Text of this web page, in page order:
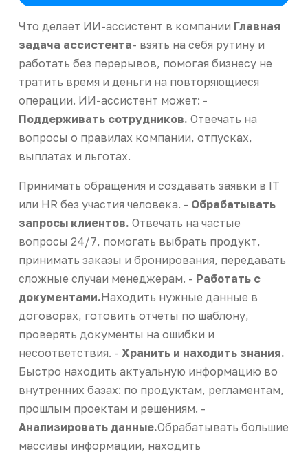
Что делает ИИ-ассистент в компании Главная
задача ассистента- взять на себя рутину и
работать без перерывов, помогая бизнесу не
тратить время и деньги на повторяющиеся
операции. ИИ-ассистент может: -
Поддерживать сотрудников. Отвечать на
вопросы о правилах компании, отпусках,
выплатах и льготах.
Принимать обращения и создавать заявки в IT
или HR без участия человека. - Обрабатывать
запросы клиентов. Отвечать на частые
вопросы 24/7, помогать выбрать продукт,
принимать заказы и бронирования, передавать
сложные случаи менеджерам. - Работать с
документами.Находить нужные данные в
договорах, готовить отчеты по шаблону,
проверять документы на ошибки и
несоответствия. - Хранить и находить знания.
Быстро находить актуальную информацию во
внутренних базах: по продуктам, регламентам,
прошлым проектам и решениям. -
Анализировать данные.Обрабатывать большие
массивы информации, находить